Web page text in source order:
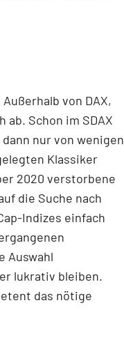
von DAX,
ab. Schon im SDAX
nur von wenigen
Klassiker
2020 verstorbene
die Suche nach
Indizes einfach
Auswahl
lukrativ bleiben.
das nötige